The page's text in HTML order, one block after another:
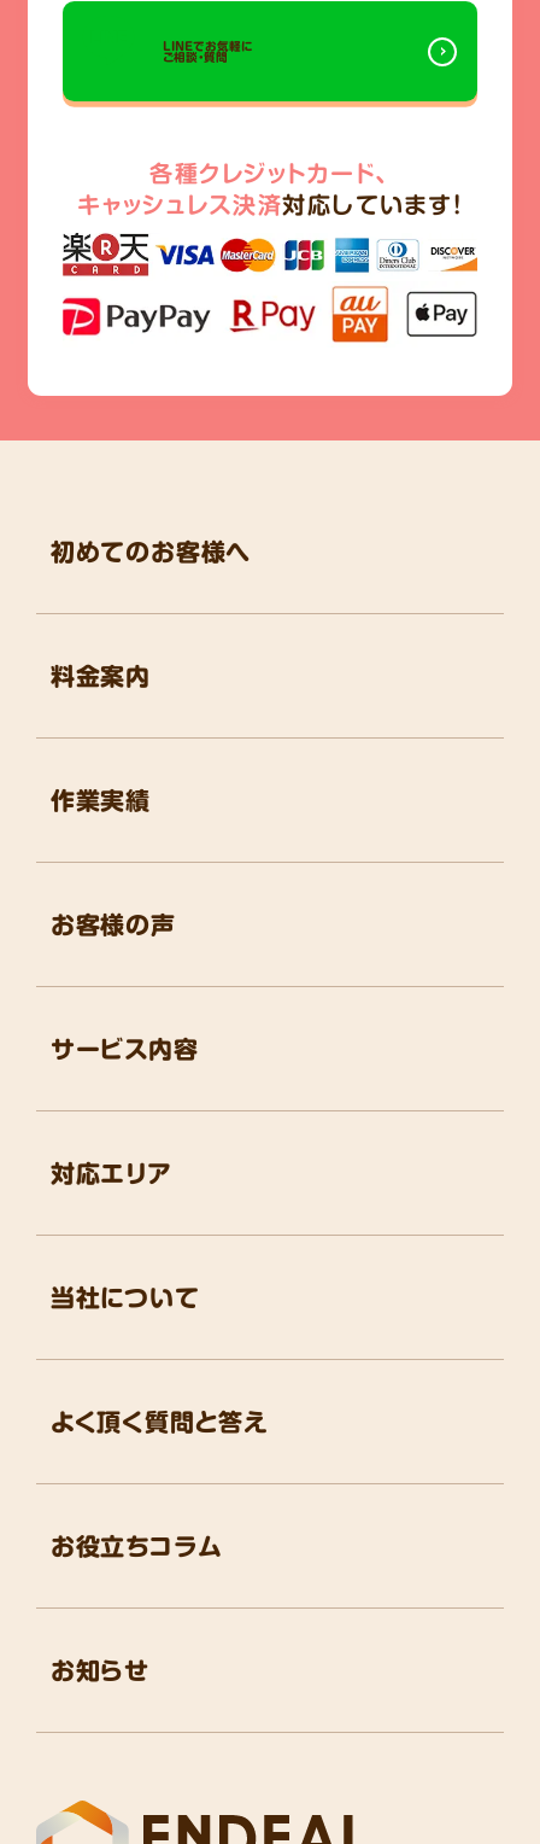
LINEでお気軽に
ご相談・質問
各種クレジットカード、
キャッシュレス決済対応しています!
初めてのお客様へ
料金案内
作業実績
お客様の声
お役立ちコラム
よく頂く質問と答え
お知らせ
サービス内容
対応エリア
当社について